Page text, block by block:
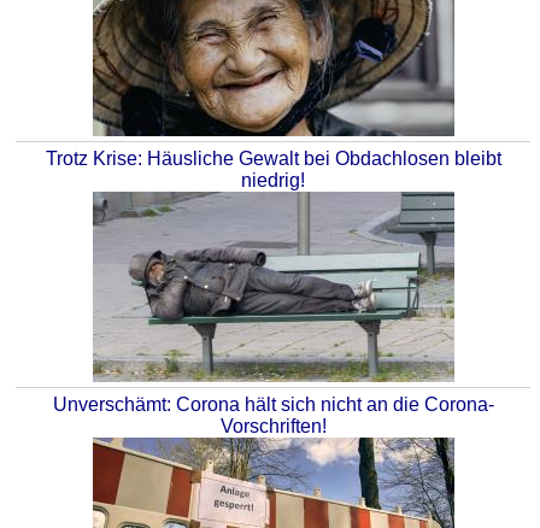
Trotz Krise: Häusliche Gewalt bei Obdachlosen bleibt
niedrig!
Unverschämt: Corona hält sich nicht an die Corona-
Vorschriften!